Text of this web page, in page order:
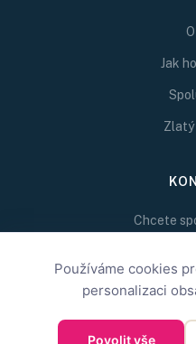
Jak
Zlatý
Chcete
Používáme cookies
personalizaci
Povolit vše